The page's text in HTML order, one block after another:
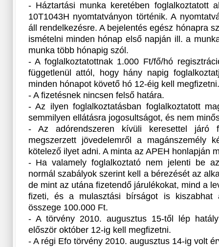
- Háztartási munka keretében foglalkoztatott
10T1043H nyomtatványon történik. A
áll rendelkezésre. A bejelentés egész hónapra
ismételni minden hónap első napján ill. a
munka több hónapig szól.
- A foglalkoztatottnak 1.000 Ft/fő/hó
függetlenül attól, hogy hány napig
minden hónapot követő hó 12-éig kell megfizetni.
- A fizetésnek nincsen felső határa.
- Az ilyen foglalkoztatásban foglalkoztatott
semmilyen ellátásra jogosultságot, és nem
- Az adórendszeren kívüli keresettel járó
megszerzett jövedelemről a magánszemély
kötelező ilyet adni. A minta az APEH honlapján
- Ha valamely foglalkoztató nem jelenti be
normál szabályok szerint kell a bérezését az
de mint az utána fizetendő járulékokat, mind a
fizeti, és a mulasztási bírságot is kiszabhat
összege 100.000 Ft.
- A törvény 2010. augusztus 15-től lép
először október 12-ig kell megfizetni.
- A régi Efo törvény 2010. augusztus 14-ig volt